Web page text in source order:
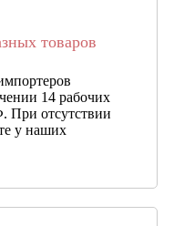
товаров
14 рабочих
При отсутствии
у наших